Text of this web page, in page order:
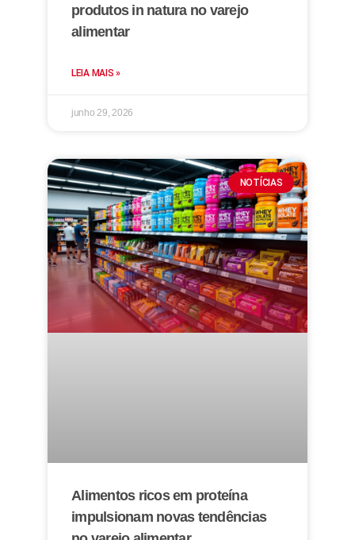
produtos in natura no varejo
alimentar
LEIA MAIS »
junho 29, 2026
NOTÍCIAS
Alimentos ricos em proteína
impulsionam novas tendências